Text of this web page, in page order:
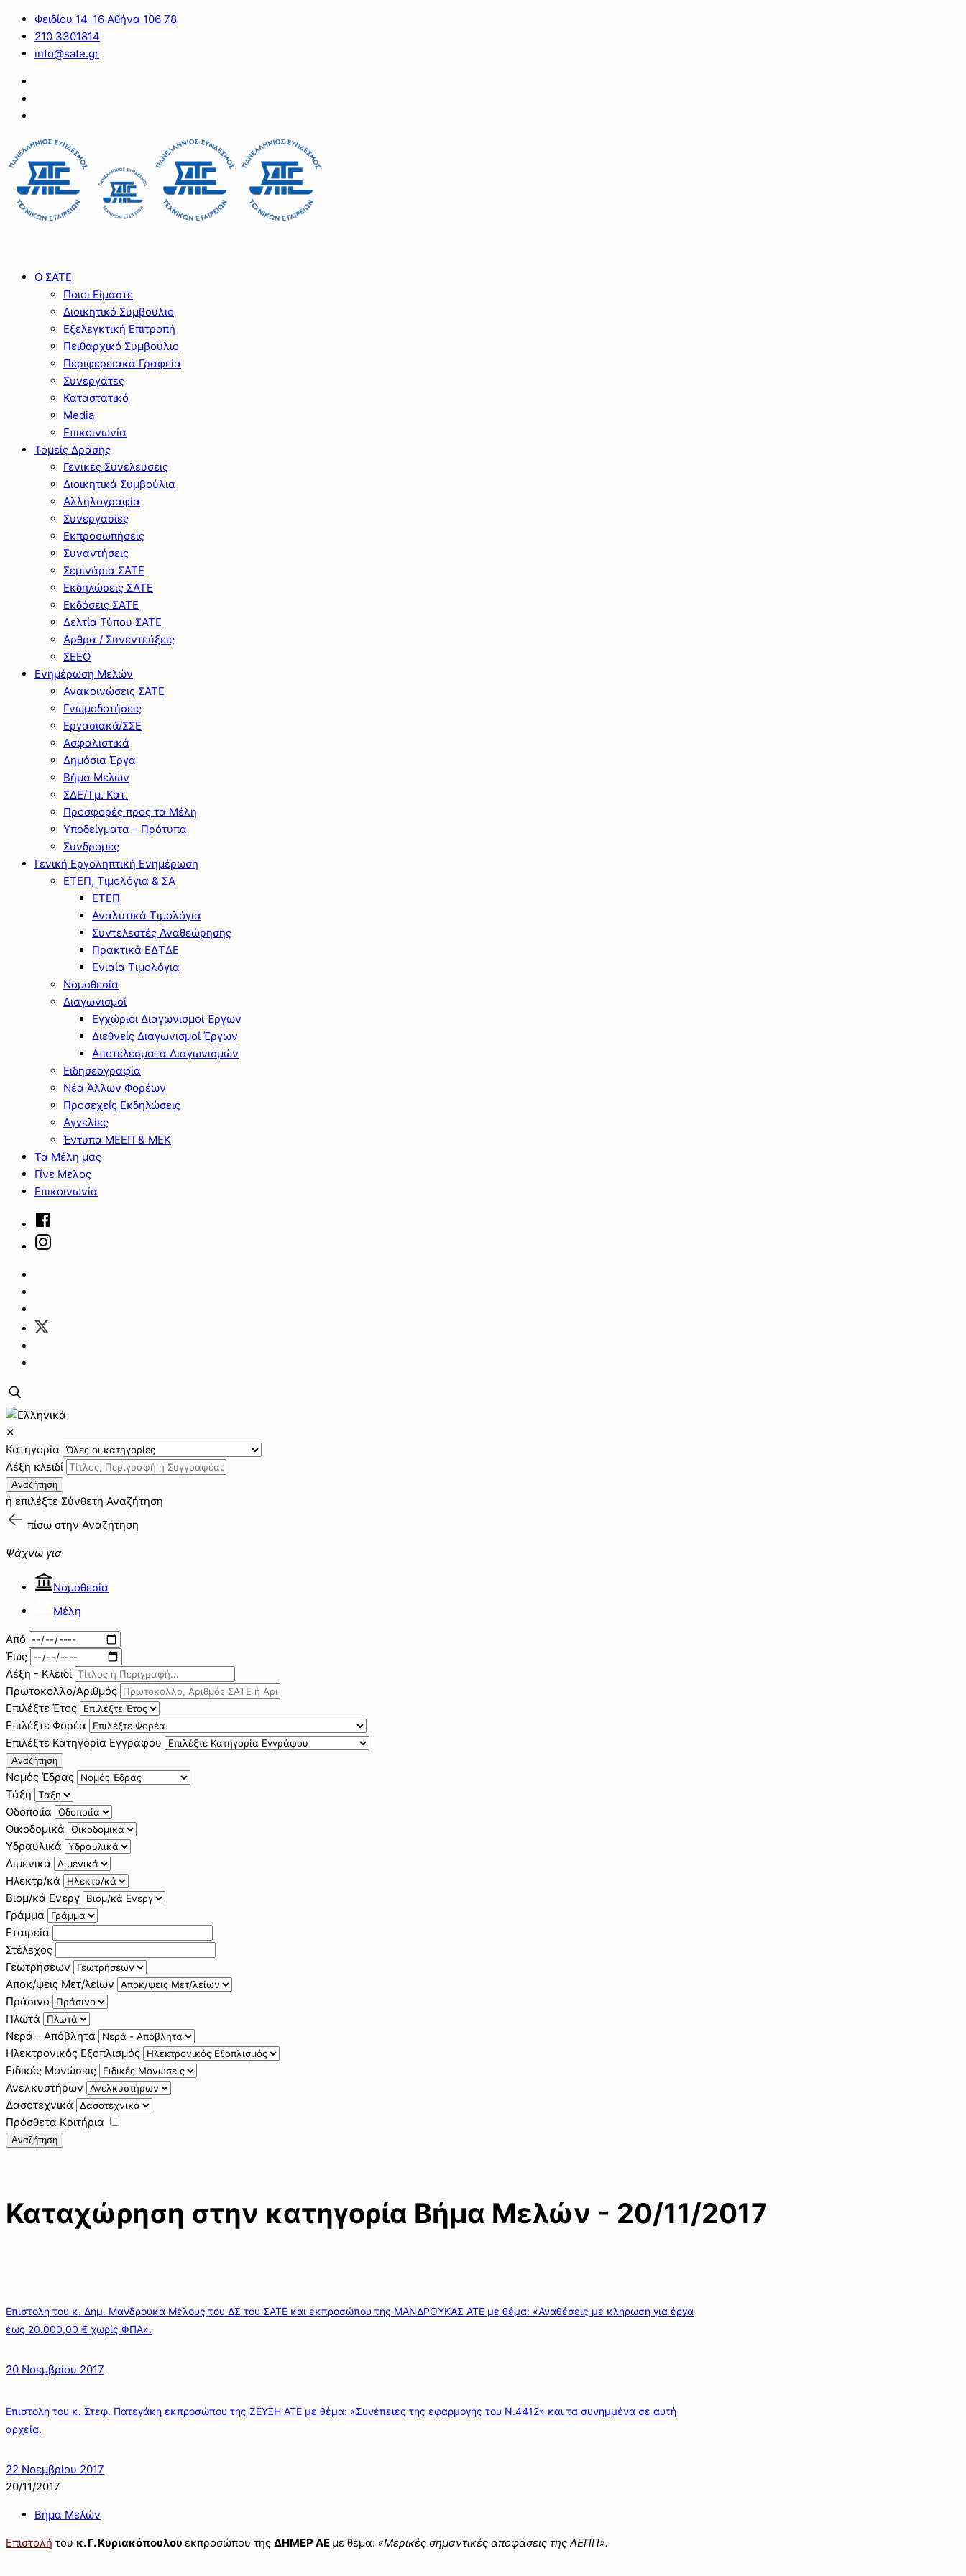
Φειδίου 14-16 Αθήνα 106 78
210 3301814
info@sate.gr
Ο ΣΑΤΕ
Ποιοι Είμαστε
Διοικητικό Συμβούλιο
Εξελεγκτική Επιτροπή
Πειθαρχικό Συμβούλιο
Περιφερειακά Γραφεία
Συνεργάτες
Καταστατικό
Media
Επικοινωνία
Τομείς Δράσης
Γενικές Συνελεύσεις
Διοικητικά Συμβούλια
Αλληλογραφία
Συνεργασίες
Εκπροσωπήσεις
Συναντήσεις
Σεμινάρια ΣΑΤΕ
Εκδηλώσεις ΣΑΤΕ
Εκδόσεις ΣΑΤΕ
Δελτία Τύπου ΣΑΤΕ
Άρθρα / Συνεντεύξεις
ΣΕΕΟ
Ενημέρωση Μελών
Ανακοινώσεις ΣΑΤΕ
Γνωμοδοτήσεις
Εργασιακά/ΣΣΕ
Ασφαλιστικά
Δημόσια Έργα
Βήμα Μελών
ΣΔΕ/Τμ. Κατ.
Προσφορές προς τα Μέλη
Υποδείγματα – Πρότυπα
Συνδρομές
Γενική Εργοληπτική Ενημέρωση
ΕΤΕΠ, Τιμολόγια & ΣΑ
ΕΤΕΠ
Αναλυτικά Τιμολόγια
Συντελεστές Αναθεώρησης
Πρακτικά ΕΔΤΔΕ
Ενιαία Τιμολόγια
Νομοθεσία
Διαγωνισμοί
Εγχώριοι Διαγωνισμοί Έργων
Διεθνείς Διαγωνισμοί Έργων
Αποτελέσματα Διαγωνισμών
Ειδησεογραφία
Νέα Άλλων Φορέων
Προσεχείς Εκδηλώσεις
Αγγελίες
Έντυπα ΜΕΕΠ & ΜΕΚ
Τα Μέλη μας
Γίνε Μέλος
Επικοινωνία
✕
Κατηγορία
Λέξη κλειδί
Αναζήτηση
ή επιλέξτε Σύνθετη Αναζήτηση
πίσω στην Αναζήτηση
Ψάχνω για
Νομοθεσία
Μέλη
Από
Έως
Λέξη - Κλειδί
Πρωτοκολλο/Αριθμός
Επιλέξτε Έτος
Επιλέξτε Φορέα
Επιλέξτε Κατηγορία Εγγράφου
Αναζήτηση
Νομός Έδρας
Τάξη
Οδοποιία
Οικοδομικά
Υδραυλικά
Λιμενικά
Ηλεκτρ/κά
Βιομ/κά Ενεργ
Γράμμα
Εταιρεία
Στέλεχος
Γεωτρήσεων
Αποκ/ψεις Μετ/λείων
Πράσινο
Πλωτά
Νερά - Απόβλητα
Ηλεκτρονικός Εξοπλισμός
Ειδικές Μονώσεις
Ανελκυστήρων
Δασοτεχνικά
Πρόσθετα Κριτήρια
Αναζήτηση
Καταχώρηση στην κατηγορία Βήμα Μελών - 20/11/2017
Επιστολή του κ. Δημ. Μανδρούκα Μέλους του ΔΣ του ΣΑΤΕ και εκπροσώπου της ΜΑΝΔΡΟΥΚΑΣ ΑΤΕ με θέμα: «Αναθέσεις με κλήρωση για έργα
έως 20.000,00 € χωρίς ΦΠΑ».
20 Νοεμβρίου 2017
Επιστολή του κ. Στεφ. Πατεγάκη εκπροσώπου της ΖΕΥΞΗ ΑΤΕ με θέμα: «Συνέπειες της εφαρμογής του Ν.4412» και τα συνημμένα σε αυτή
αρχεία.
22 Νοεμβρίου 2017
20/11/2017
Βήμα Μελών
Επιστολή του κ. Γ. Κυριακόπουλου εκπροσώπου της ΔΗΜΕΡ ΑΕ με θέμα: «Μερικές σημαντικές αποφάσεις της ΑΕΠΠ».